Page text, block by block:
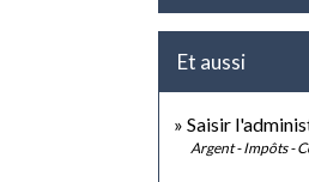
Et aussi
Saisir
Argent - Impôts -